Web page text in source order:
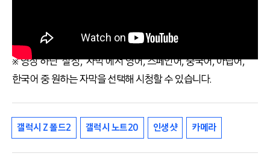
※ 영상 하단 ‘설정’, ‘자막’에서 영어, 스페인어, 중국어, 아랍어,
한국어 중 원하는 자막을 선택해 시청할 수 있습니다.
갤럭시 Z 폴드2 갤럭시 노트20 인생샷 카메라